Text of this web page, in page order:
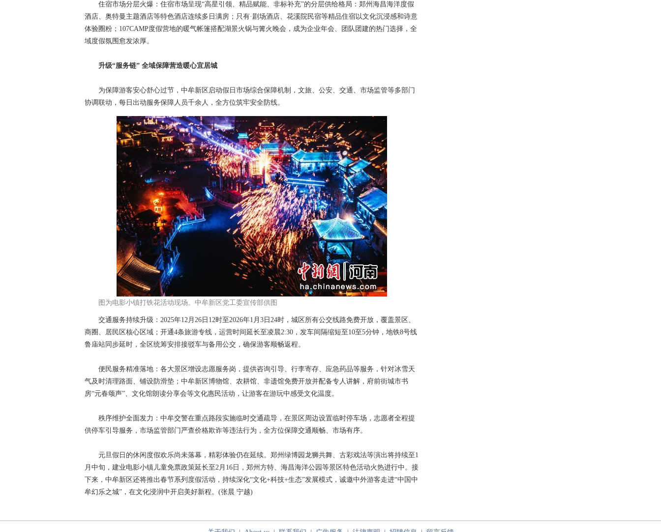
住宿市场分层火爆：住宿市场呈现“高星引领、精品赋能、非标补充”的分层供给格局：郑州海昌海洋度假
酒店、奥特曼主题酒店等特色酒店连续多日满房；只有·剧场酒店、花溪院民宿等精品住宿以文化沉浸感和诗意
体验圈粉；107CAMP度假营地的暖气帐篷搭配湖景火锅与篝火晚会，成为企业年会、团队团建的热门选择，全
域度假氛围愈发浓厚。
升级“服务链” 全域保障营造暖心宜居城
为保障游客安心舒心过节，中牟新区启动假日市场综合保障机制，文旅、公安、交通、市场监管等多部门
协调联动，每日出动服务保障人员千余人，全方位筑牢安全防线。
图为电影小镇打铁花活动现场。中牟新区党工委宣传部供图
交通服务持续升级：2025年12月26日12时至2026年1月3日24时，城区所有公交线路免费开放，覆盖景区、
商圈、居民区核心区域；开通4条旅游专线，运营时间延长至凌晨2:30，发车间隔缩短至10至5分钟，地铁8号线
鲁庙站同步延时，全区统筹安排接驳车与备用公交，确保游客顺畅返程。
便民服务精准落地：各大景区增设志愿服务岗，提供咨询引导、行李寄存、应急药品等服务，针对冰雪天
气及时清理路面、铺设防滑垫；中牟新区博物馆、农耕馆、非遗馆免费开放并配备专人讲解，府前街城市书
房“元春颂声”、文化馆朗读分享会等文化惠民活动，让游客在游玩中感受文化温度。
秩序维护全面发力：中牟交警在重点路段实施临时交通疏导，在景区周边设置临时停车场，志愿者全程提
供停车引导服务，市场监管部门严查价格欺诈等违法行为，全方位保障交通顺畅、市场有序。
元旦假日的休闲度假欢乐尚未落幕，精彩体验仍在延续。郑州绿博园龙狮共舞、古彩戏法等演出将持续至1
月中旬，建业电影小镇儿童免票政策延长至2月16日，郑州方特、海昌海洋公园等景区特色活动火热进行中。接
下来，中牟新区还将推出春节系列度假活动，持续深化“文化+科技+生态”发展模式，诚邀中外游客走进“中国中
牟幻乐之城”，在文化浸润中开启美好新程。(张晨 宁越)